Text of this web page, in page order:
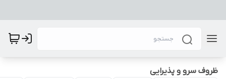
ظروف سرو و پذیرایی